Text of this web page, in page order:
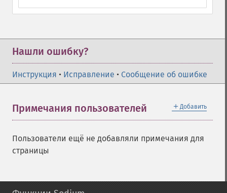
Нашли ошибку?
Инструкция • Исправление • Сообщение об ошибке
＋ Добавить
Примечания пользователей
Пользователи ещё не добавляли примечания для
страницы